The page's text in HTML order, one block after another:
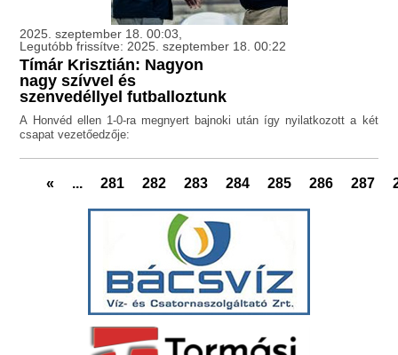
2025. szeptember 18. 00:03,
Legutóbb frissítve: 2025. szeptember 18. 00:22
Tímár Krisztián: Nagyon
nagy szívvel és
szenvedéllyel futballoztunk
A Honvéd ellen 1-0-ra megnyert bajnoki után így nyilatkozott a két
csapat vezetőedzője:
« ... 281 282 283 284 285 286 287